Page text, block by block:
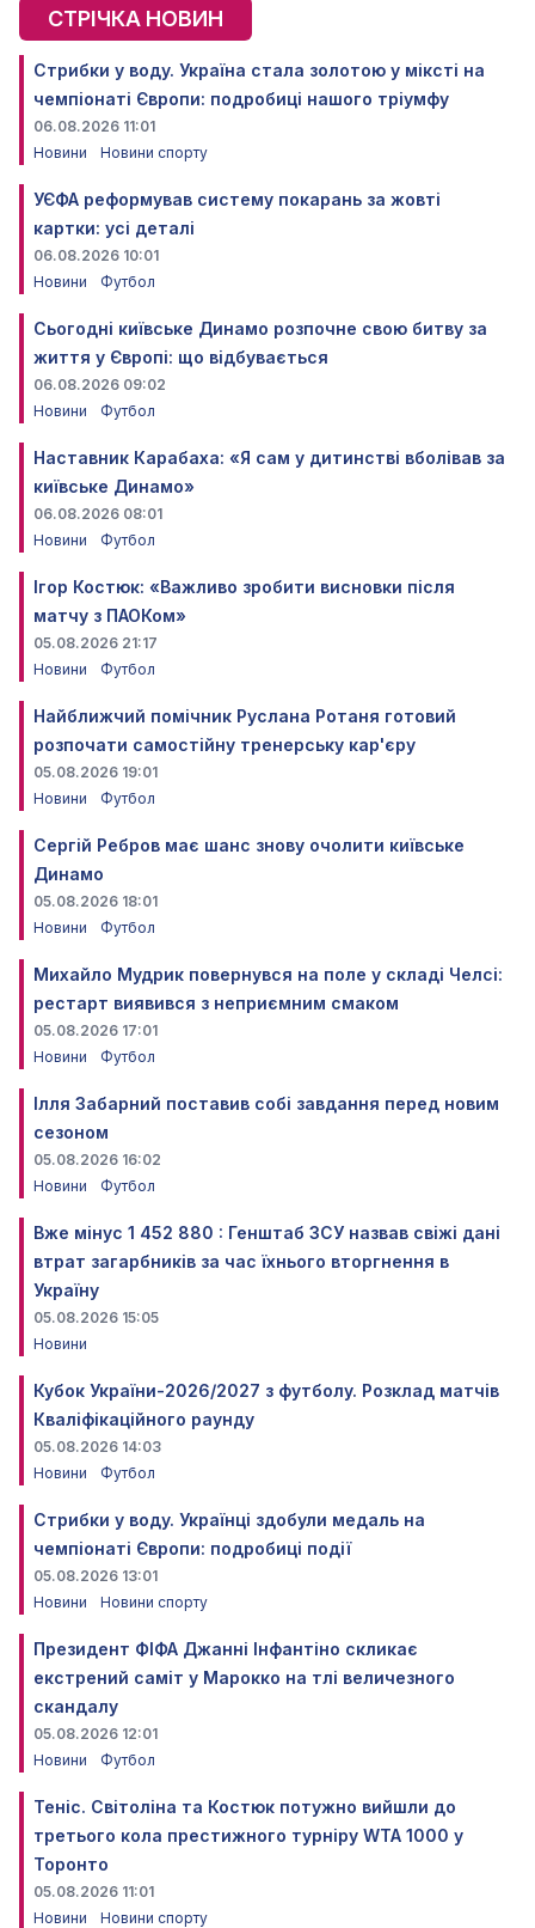
СТРІЧКА НОВИН
Стрибки у воду. Україна стала золотою у міксті на
чемпіонаті Європи: подробиці нашого тріумфу
06.08.2026 11:01
Новини
Новини спорту
УЄФА реформував систему покарань за жовті
картки: усі деталі
06.08.2026 10:01
Новини
Футбол
Сьогодні київське Динамо розпочне свою битву за
життя у Європі: що відбувається
06.08.2026 09:02
Новини
Футбол
Наставник Карабаха: «Я сам у дитинстві вболівав за
київське Динамо»
06.08.2026 08:01
Новини
Футбол
Ігор Костюк: «Важливо зробити висновки після
матчу з ПАОКом»
05.08.2026 21:17
Новини
Футбол
Найближчий помічник Руслана Ротаня готовий
розпочати самостійну тренерську кар'єру
05.08.2026 19:01
Новини
Футбол
Сергій Ребров має шанс знову очолити київське
Динамо
05.08.2026 18:01
Новини
Футбол
Михайло Мудрик повернувся на поле у складі Челсі:
рестарт виявився з неприємним смаком
05.08.2026 17:01
Новини
Футбол
Ілля Забарний поставив собі завдання перед новим
сезоном
05.08.2026 16:02
Новини
Футбол
Вже мінус 1 452 880 : Генштаб ЗСУ назвав свіжі дані
втрат загарбників за час їхнього вторгнення в
Україну
05.08.2026 15:05
Новини
Кубок України-2026/2027 з футболу. Розклад матчів
Кваліфікаційного раунду
05.08.2026 14:03
Новини
Футбол
Стрибки у воду. Українці здобули медаль на
чемпіонаті Європи: подробиці події
05.08.2026 13:01
Новини
Новини спорту
Президент ФІФА Джанні Інфантіно скликає
екстрений саміт у Марокко на тлі величезного
скандалу
05.08.2026 12:01
Новини
Футбол
Теніс. Світоліна та Костюк потужно вийшли до
третього кола престижного турніру WTA 1000 у
Торонто
05.08.2026 11:01
Новини
Новини спорту